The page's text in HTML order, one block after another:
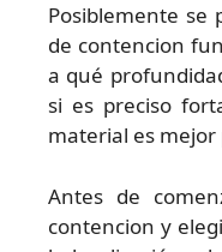
Posiblemente se
de contencion
a qué
si es preciso
material es mejor
Antes de
contencion y